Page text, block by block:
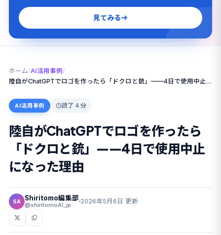
見てみる
ホーム /AI活用事例/
陸自がChatGPTでロゴを作ったら「ドクロと銃」——4日で使用中止になった理由
AI活用事例 読了 4 分
陸自がChatGPTでロゴを作ったら
「ドクロと銃」——4日で使用中止
になった理由
SA Shiritomo編集部
@shiritomoAI_jp 2026年5月6日 更新